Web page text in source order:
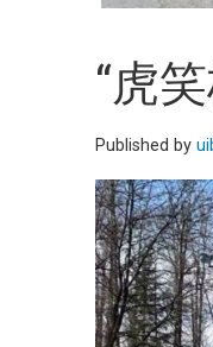
“虎
Published by